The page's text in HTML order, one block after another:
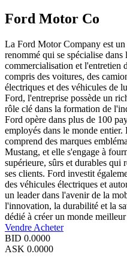
Ford Motor Co
La Ford Motor Company est
renommé qui se spécialise
commercialisation et l'entretien
compris des voitures, des
électriques et des véhicules de
Ford, l'entreprise possède un
rôle clé dans la formation de
Ford opère dans plus de 100
employés dans le monde
comprend des marques
Mustang, et elle s'engage à
supérieure, sûrs et durables qui
ses clients. Ford investit
des véhicules électriques et
un leader dans l'avenir de la
l'innovation, la durabilité et la
dédié à créer un monde
Vendre Acheter
BID 0.0000
ASK 0.0000